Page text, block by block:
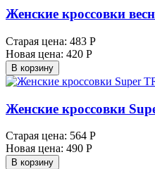
Женские кроссовки
Старая цена: 483 Р
Новая цена: 420 Р
В корзину
Женские кроссовки
Старая цена: 564 Р
Новая цена: 490 Р
В корзину